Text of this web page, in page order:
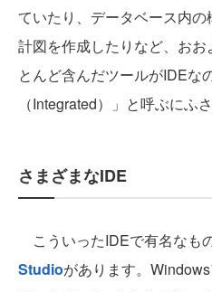
ていたり、データベース内
計図を作成したりなど、お
とんど含んだツールがIDEな
（Integrated）」と呼ぶにふ
さまざまなIDE
こういったIDEで有名なも
Studioがあります。